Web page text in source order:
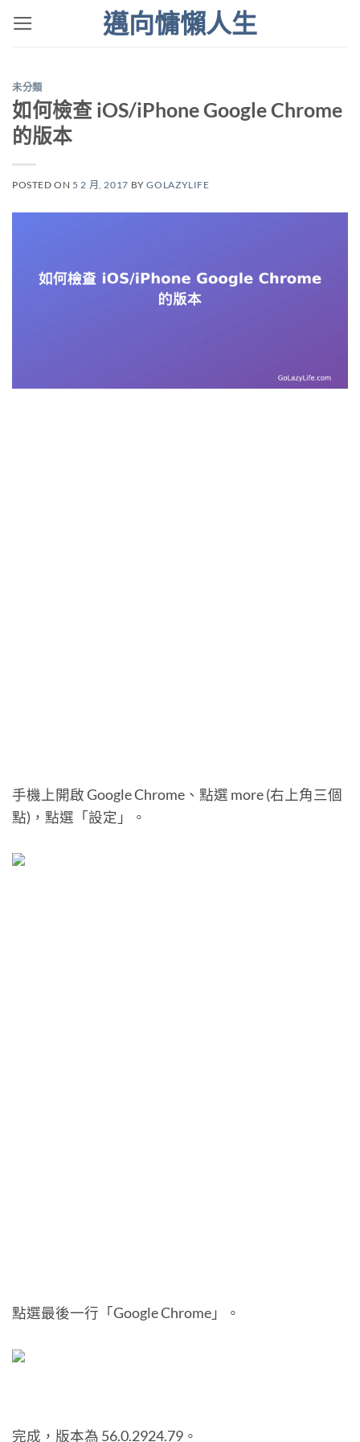
邁向慵懶人生
未分類
如何檢查 iOS/iPhone Google Chrome
的版本
POSTED ON 5 2 月, 2017 BYGOLAZYLIFE
手機上開啟 Google Chrome、點選 more (右上角三個
點)，點選「設定」。
點選最後一行「Google Chrome」。
完成，版本為 56.0.2924.79。